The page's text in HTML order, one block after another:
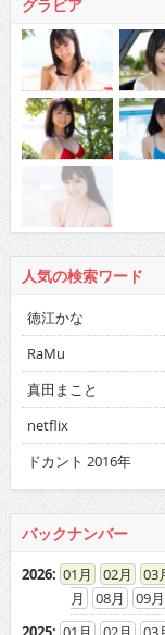
グラビア
人気の検索ワード
徳江かな
RaMu
真田まこと
netflix
ドカント 2016年
バックナンバー
2026: 01 02 03
08
09